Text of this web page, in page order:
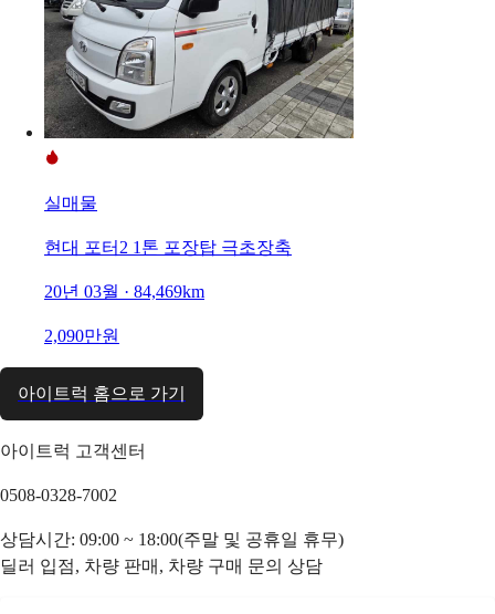
실매물
현대 포터2 1톤 포장탑 극초장축
20년 03월 · 84,469km
2,090만원
아이트럭 홈으로 가기
아이트럭 고객센터
0508-0328-7002
상담시간: 09:00 ~ 18:00(주말 및 공휴일 휴무)
딜러 입점, 차량 판매, 차량 구매 문의 상담